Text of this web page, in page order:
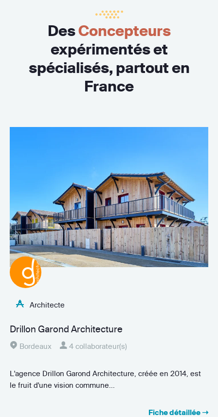
DesConcepteurs
expérimentés et
spécialisés, partout en
France
Architecte
Drillon Garond Architecture
Bordeaux 4 collaborateur(s)
L'agence Drillon Garond Architecture, créée en 2014, est
le fruit d'une vision commune...
Fiche détaillée ➝